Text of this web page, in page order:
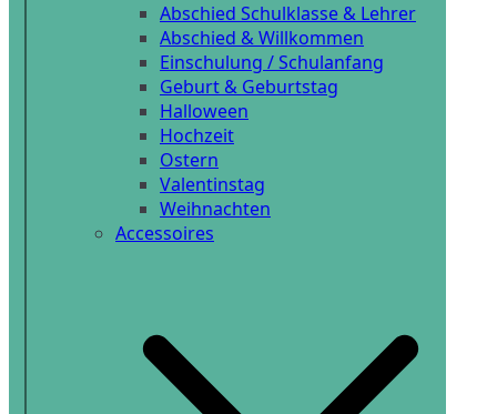
Abschied Schulklasse & Lehrer
Abschied & Willkommen
Einschulung / Schulanfang
Geburt & Geburtstag
Halloween
Hochzeit
Ostern
Valentinstag
Weihnachten
Accessoires